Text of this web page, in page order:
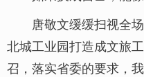
唐敬文缓缓扫视全
北城工业园打造成文旅
召，落实省委的要求，